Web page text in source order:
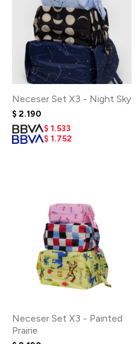
Neceser Set X3 - Night Sky
$ 2.190
$ 1.533
$ 1.752
Neceser Set X3 - Painted
Prairie